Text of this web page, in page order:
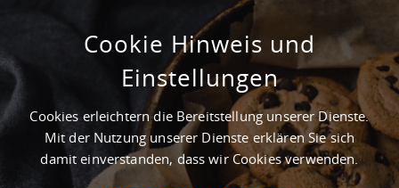
2.500 M² GEWERBEHALLE IN LEHRTE AN DER
AUTOBAHN A 2 - LANDKREIS REGION
HANNOVER
Startseite/ Immobiliensuche/ Detailansicht
Cookie Hinweis und
Einstellungen
Cookies erleichtern die Bereitstellung unserer Dienste.
Mit der Nutzung unserer Dienste erklären Sie sich
damit einverstanden, dass wir Cookies verwenden.